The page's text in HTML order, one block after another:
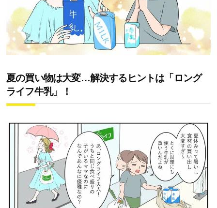
夏の買い物は大変…解決するヒントは「ロング
ライフ牛乳」！